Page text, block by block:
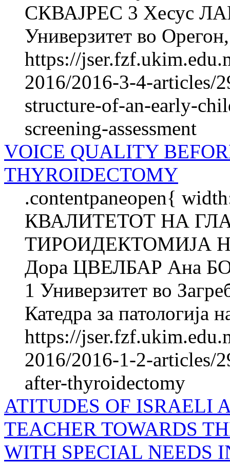
СКВАЈРЕС 3 Хесус
Универзитет во
https://
2016/2016-3-4-articles/
structure-of-an-early-
screening-assessment
VOICE QUALITY
THYROIDECTOMY
.contentpaneopen{
КВАЛИТЕТОТ НА
ТИРОИДЕКТОМИЈА
Дора ЦВЕЛБАР Ана
1 Универзитет во
Катедра за патологија
https://
2016/2016-1-2-articles/
after-thyroidectomy
ATITUDES OF ISRAELI
TEACHER TOWARDS
WITH SPECIAL NEEDS